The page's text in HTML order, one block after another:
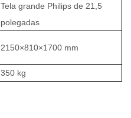
Tela grande Philips de 21,5
polegadas
2150×810×1700 mm
350 kg